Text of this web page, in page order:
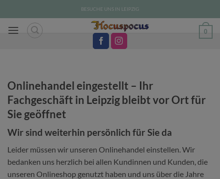
Inhalt
springen
BESUCHE UNS IN LEIPZIG
0
Onlinehandel eingestellt – Ihr
Fachgeschäft in Leipzig bleibt vor Ort für
Sie geöffnet
Wir sind weiterhin persönlich für Sie da
Leider müssen wir unseren Onlinehandel einstellen. Wir
bedanken uns herzlich bei allen Kundinnen und Kunden, die
unseren Onlineshop genutzt haben und uns über die Jahre